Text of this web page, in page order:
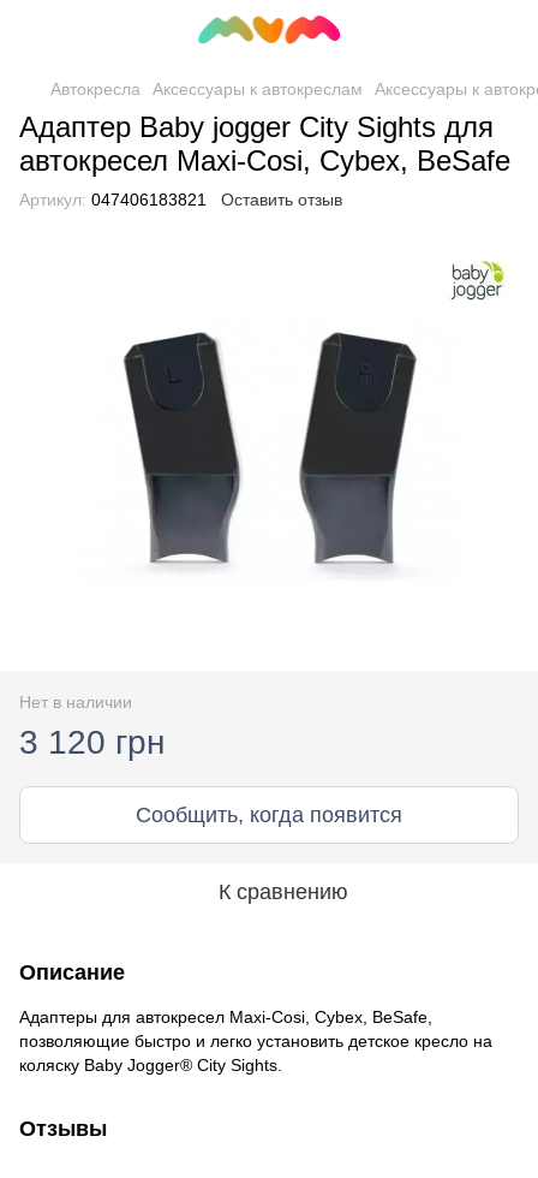
Автокресла Аксессуары к автокреслам Аксессуары к
Адаптер Baby jogger City Sights для
автокресел Maxi-Cosi, Cybex, BeSafe
Артикул: 047406183821 Оставить отзыв
Нет в наличии
3 120 грн
Сообщить, когда появится
К сравнению
Описание
Адаптеры для автокресел Maxi-Cosi, Cybex, BeSafe,
позволяющие быстро и легко установить детское кресло на
коляску Baby Jogger® City Sights.
Отзывы